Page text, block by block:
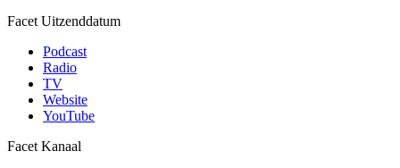
Facet Uitzenddatum
Podcast
Radio
TV
Website
YouTube
Facet Kanaal